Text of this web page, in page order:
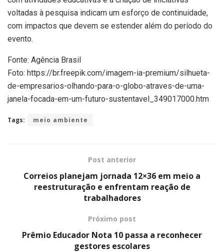
voltadas à pesquisa indicam um esforço de continuidade,
com impactos que devem se estender além do período do
evento.
Fonte: Agência Brasil
Foto: https://br.freepik.com/imagem-ia-premium/silhueta-
de-empresarios-olhando-para-o-globo-atraves-de-uma-
janela-focada-em-um-futuro-sustentavel_349017000.htm
Tags: meio ambiente
Post anterior
Correios planejam jornada 12×36 em meio a
reestruturação e enfrentam reação de
trabalhadores
Próximo post
Prêmio Educador Nota 10 passa a reconhecer
gestores escolares